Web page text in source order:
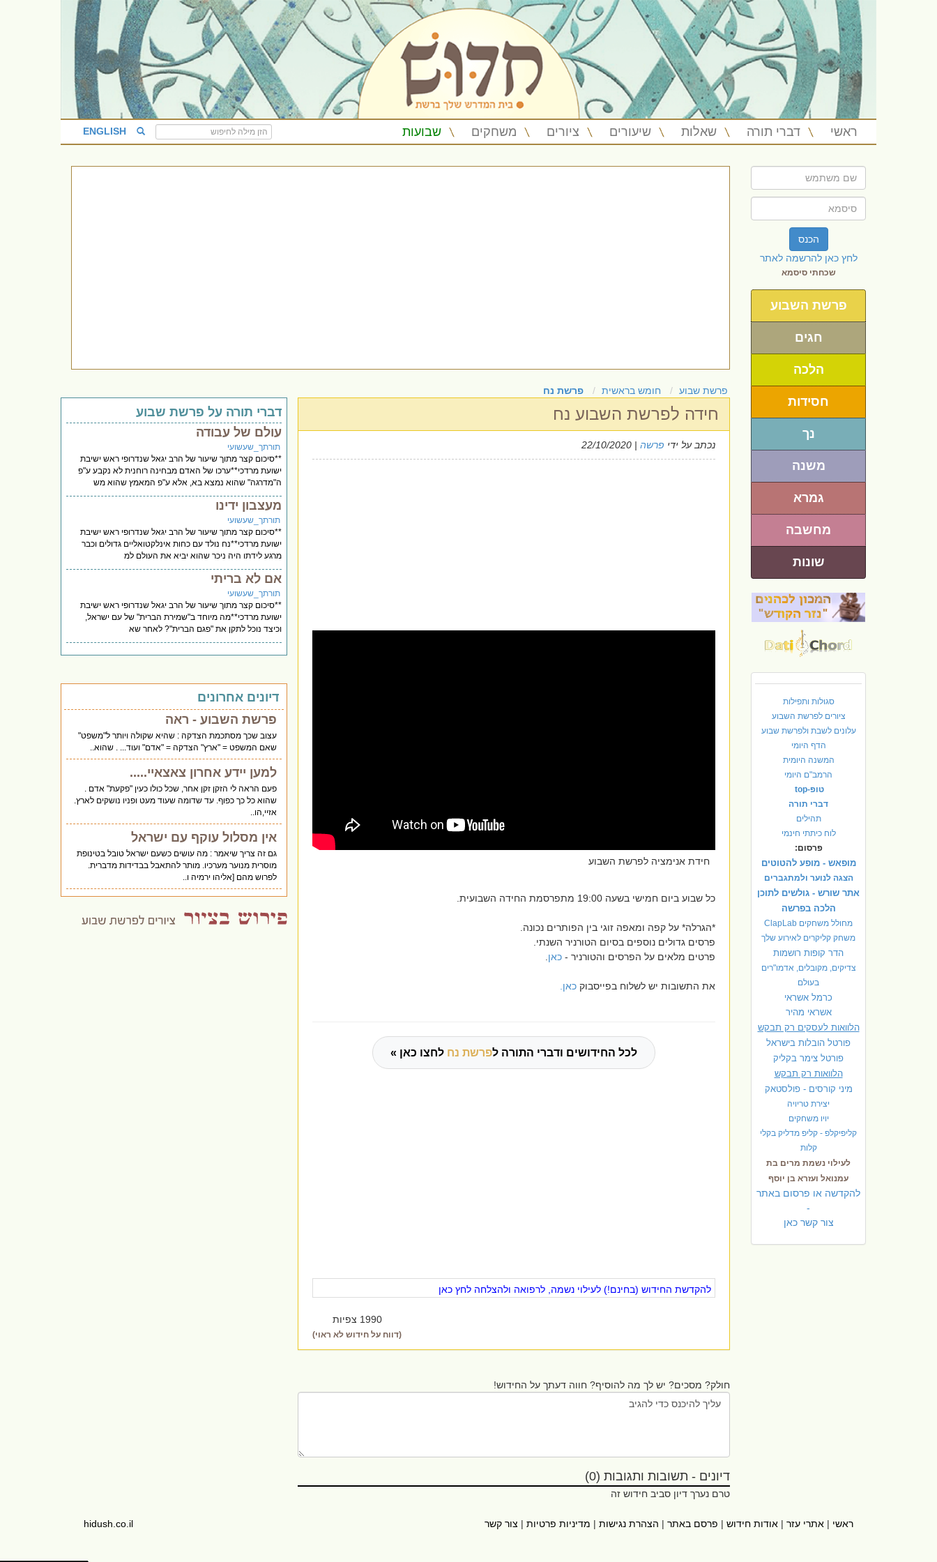
ראשי דברי תורה שאלות שיעורים ציורים משחקים שבועות ENGLISH
הכנס
לחץ כאן להרשמה לאתר
שכחתי סיסמא
פרשת השבוע
חגים
הלכה
חסידות
נך
משנה
גמרא
מחשבה
שונות
סגולות ותפילות
ציורים לפרשת השבוע
עלונים לשבת ולפרשת שבוע
הדף היומי
המשנה היומית
הרמב"ם היומי
טופ-top
דברי תורה
תהילים
לוח כיתתי חינמי
פרסום:
מופאש - מופע להטוטים
הצגה לנוער ולמתגברים
אתר שורש - גולשים לתוכן
הלכה בפרשה
מחולל משחקים ClapLab
משחק קליקרים לאירוע שלך
הדר קופות רושמות
צדיקים, מקובלים, אדמו"רים
בעולם
כרמל אשראי
אשראי מהיר
הלוואות לעסקים רק תבקש
פורטל הובלות בישראל
פורטל צימר בקליק
הלוואות רק תבקש
מיני קורסים - פולסטאק
יצירת טריויה
יויו משחקים
קליפיקלפ - קליפ מדליק בקלי
קלות
לעילוי נשמת מרים בת
עמנואל ועזרא בן יוסף
להקדשה או פרסום באתר
-
צור קשר כאן
פרשת שבוע חומש בראשית פרשת נח
חידה לפרשת השבוע נח
נכתב על ידי פרשה | 22/10/2020
חידת אנימציה לפרשת השבוע
כל שבוע ביום חמישי בשעה 19:00 מתפרסמת החידה השבועית.
*הגרלה* על קפה ומאפה זוגי בין הפותרים נכונה.
פרסים גדולים נוספים בסיום הטורניר השנתי.
פרטים מלאים על הפרסים והטורניר - כאן
את התשובות יש לשלוח בפייסבוק כאן.
לכל החידושים ודברי התורה לפרשת נח לחצו כאן »
להקדשת החידוש (בחינם!) לעילוי נשמה, לרפואה ולהצלחה לחץ כאן
1990 צפיות
(דווח על חידוש לא ראוי)
חולק? מסכים? יש לך מה להוסיף? חווה דעתך על החידוש!
דיונים - תשובות ותגובות (0)
טרם נערך דיון סביב חידוש זה
דברי תורה על פרשת שבוע
עולם של עבודה
תורתך_שעשועי
**סיכום קצר מתוך שיעור של הרב יגאל שנדרופי ראש ישיבת
ישועת מרדכי**ערכו של האדם מבחינה רוחנית לא נקבע ע"פ
ה"מדרגה" שהוא נמצא בא, אלא ע"פ המאמץ שהוא מש
מעצבון ידינו
תורתך_שעשועי
**סיכום קצר מתוך שיעור של הרב יגאל שנדרופי ראש ישיבת
ישועת מרדכי**נח נולד עם כחות אינלקטואליים גדולים וכבר
מרגע לידתו היה ניכר שהוא יביא את העולם למ
אם לא בריתי
תורתך_שעשועי
**סיכום קצר מתוך שיעור של הרב יגאל שנדרופי ראש ישיבת
ישועת מרדכי**מה מיוחד ב"שמירת הברית" של עם ישראל,
וכיצד נוכל לתקן את "פגם הברית"? לאחר שא
דיונים אחרונים
פרשת השבוע - ראה
עצוב שכך מסתכמת הצדקה : שהיא שקולה ויותר ל"משפט"
שאם המשפט = "ארץ" הצדקה = "אדם" ועוד... . שהוא..
למען יידע אחרון צאצאיי.....
פעם הראה לי הזקן זקן אחר, שכל כולו כעין "פקעת" אדם .
שהוא כל כך כפוף. עד שדומה שעוד מעט ופניו נושקים לארץ.
אזיי,הו..
אין מסלול עוקף עם ישראל
גם זה צריך שיאמר : מה עושים כשעם ישראל טובל בטינופת
מוסרית מנוער מערכיו. מותר להתאבל בבדידות מדברית.
לפרוש מהם [אליהו ירמיה ו..
ראשי | אתרי עזר | אודות חידוש | פרסם באתר | הצהרת נגישות | מדיניות פרטיות | צור קשר hidush.co.il